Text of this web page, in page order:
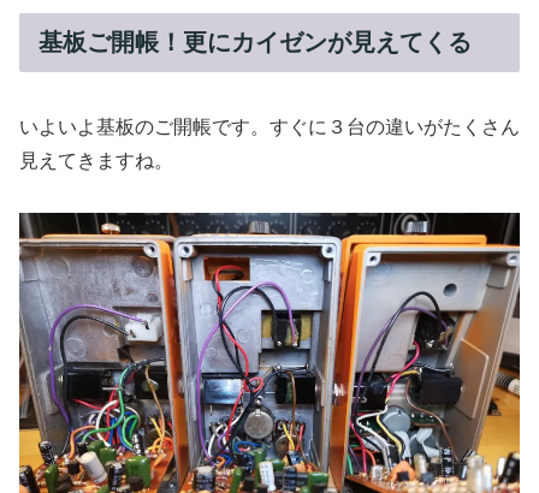
基板ご開帳！更にカイゼンが見えてくる
いよいよ基板のご開帳です。すぐに３台の違いがたくさん
見えてきますね。